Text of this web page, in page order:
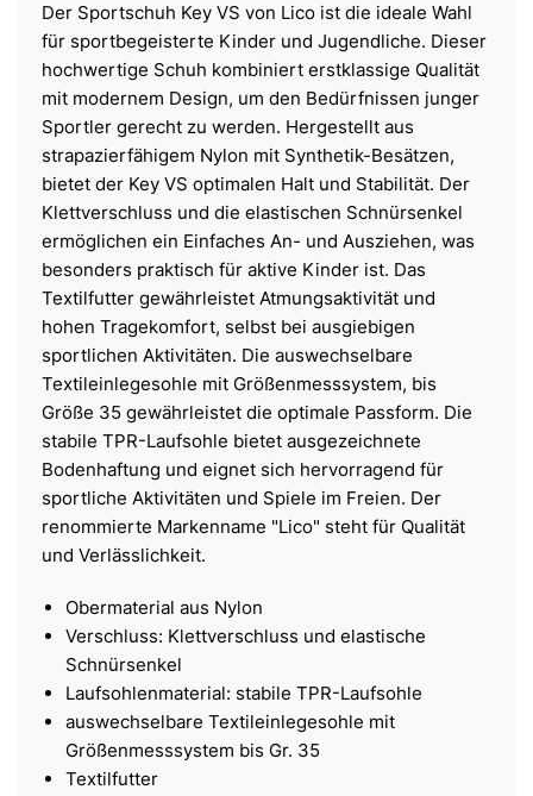
Der Sportschuh Key VS von Lico ist die ideale Wahl
für sportbegeisterte Kinder und Jugendliche. Dieser
hochwertige Schuh kombiniert erstklassige Qualität
mit modernem Design, um den Bedürfnissen junger
Sportler gerecht zu werden. Hergestellt aus
strapazierfähigem Nylon mit Synthetik-Besätzen,
bietet der Key VS optimalen Halt und Stabilität. Der
Klettverschluss und die elastischen Schnürsenkel
ermöglichen ein Einfaches An- und Ausziehen, was
besonders praktisch für aktive Kinder ist. Das
Textilfutter gewährleistet Atmungsaktivität und
hohen Tragekomfort, selbst bei ausgiebigen
sportlichen Aktivitäten. Die auswechselbare
Textileinlegesohle mit Größenmesssystem, bis
Größe 35 gewährleistet die optimale Passform. Die
stabile TPR-Laufsohle bietet ausgezeichnete
Bodenhaftung und eignet sich hervorragend für
sportliche Aktivitäten und Spiele im Freien. Der
renommierte Markenname "Lico" steht für Qualität
und Verlässlichkeit.
Obermaterial aus Nylon
Verschluss: Klettverschluss und elastische
Schnürsenkel
Laufsohlenmaterial: stabile TPR-Laufsohle
auswechselbare Textileinlegesohle mit
Größenmesssystem bis Gr. 35
Textilfutter